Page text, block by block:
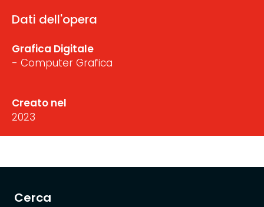
Cerca
Dati dell'opera
Grafica Digitale
- Computer Grafica
Creato nel
2023